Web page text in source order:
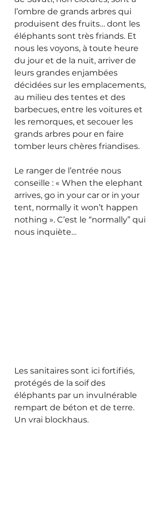
l’ombre de grands arbres qui
produisent des fruits… dont les
éléphants sont très friands. Et
nous les voyons, à toute heure
du jour et de la nuit, arriver de
leurs grandes enjambées
décidées sur les emplacements,
au milieu des tentes et des
barbecues, entre les voitures et
les remorques, et secouer les
grands arbres pour en faire
tomber leurs chères friandises.
Le ranger de l’entrée nous
conseille : « When the elephant
arrives, go in your car or in your
tent, normally it won’t happen
nothing ». C’est le “normally” qui
nous inquiète…
Les sanitaires sont ici fortifiés,
protégés de la soif des
éléphants par un invulnérable
rempart de béton et de terre.
Un vrai blockhaus.